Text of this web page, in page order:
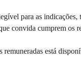
para as
convida cumprem os
está